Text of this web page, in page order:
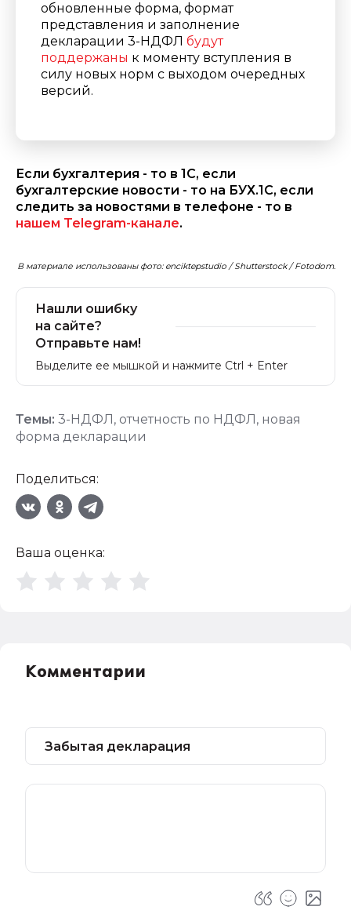
обновленные форма, формат
представления и заполнение
декларации 3-НДФЛ будут
поддержаны к моменту вступления в
силу новых норм с выходом очередных
версий.
Если бухгалтерия - то в 1С, если
бухгалтерские новости - то на БУХ.1С, если
следить за новостями в телефоне - то в
нашем Telegram-канале.
В материале использованы фото: enciktepstudio / Shutterstock / Fotodom.
Нашли ошибку
на сайте?
Отправьте нам!
Выделите ее мышкой и нажмите Ctrl + Enter
Темы: 3-НДФЛ, отчетность по НДФЛ, новая
форма декларации
Поделиться:
Ваша оценка:
Комментарии